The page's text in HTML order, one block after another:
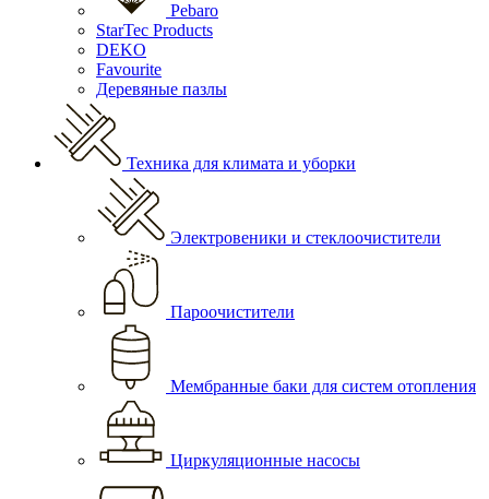
Pebaro
StarTec Products
DEKO
Favourite
Деревяные пазлы
Техника для климата и уборки
Электровеники и стеклоочистители
Пароочистители
Мембранные баки для систем отопления
Циркуляционные насосы